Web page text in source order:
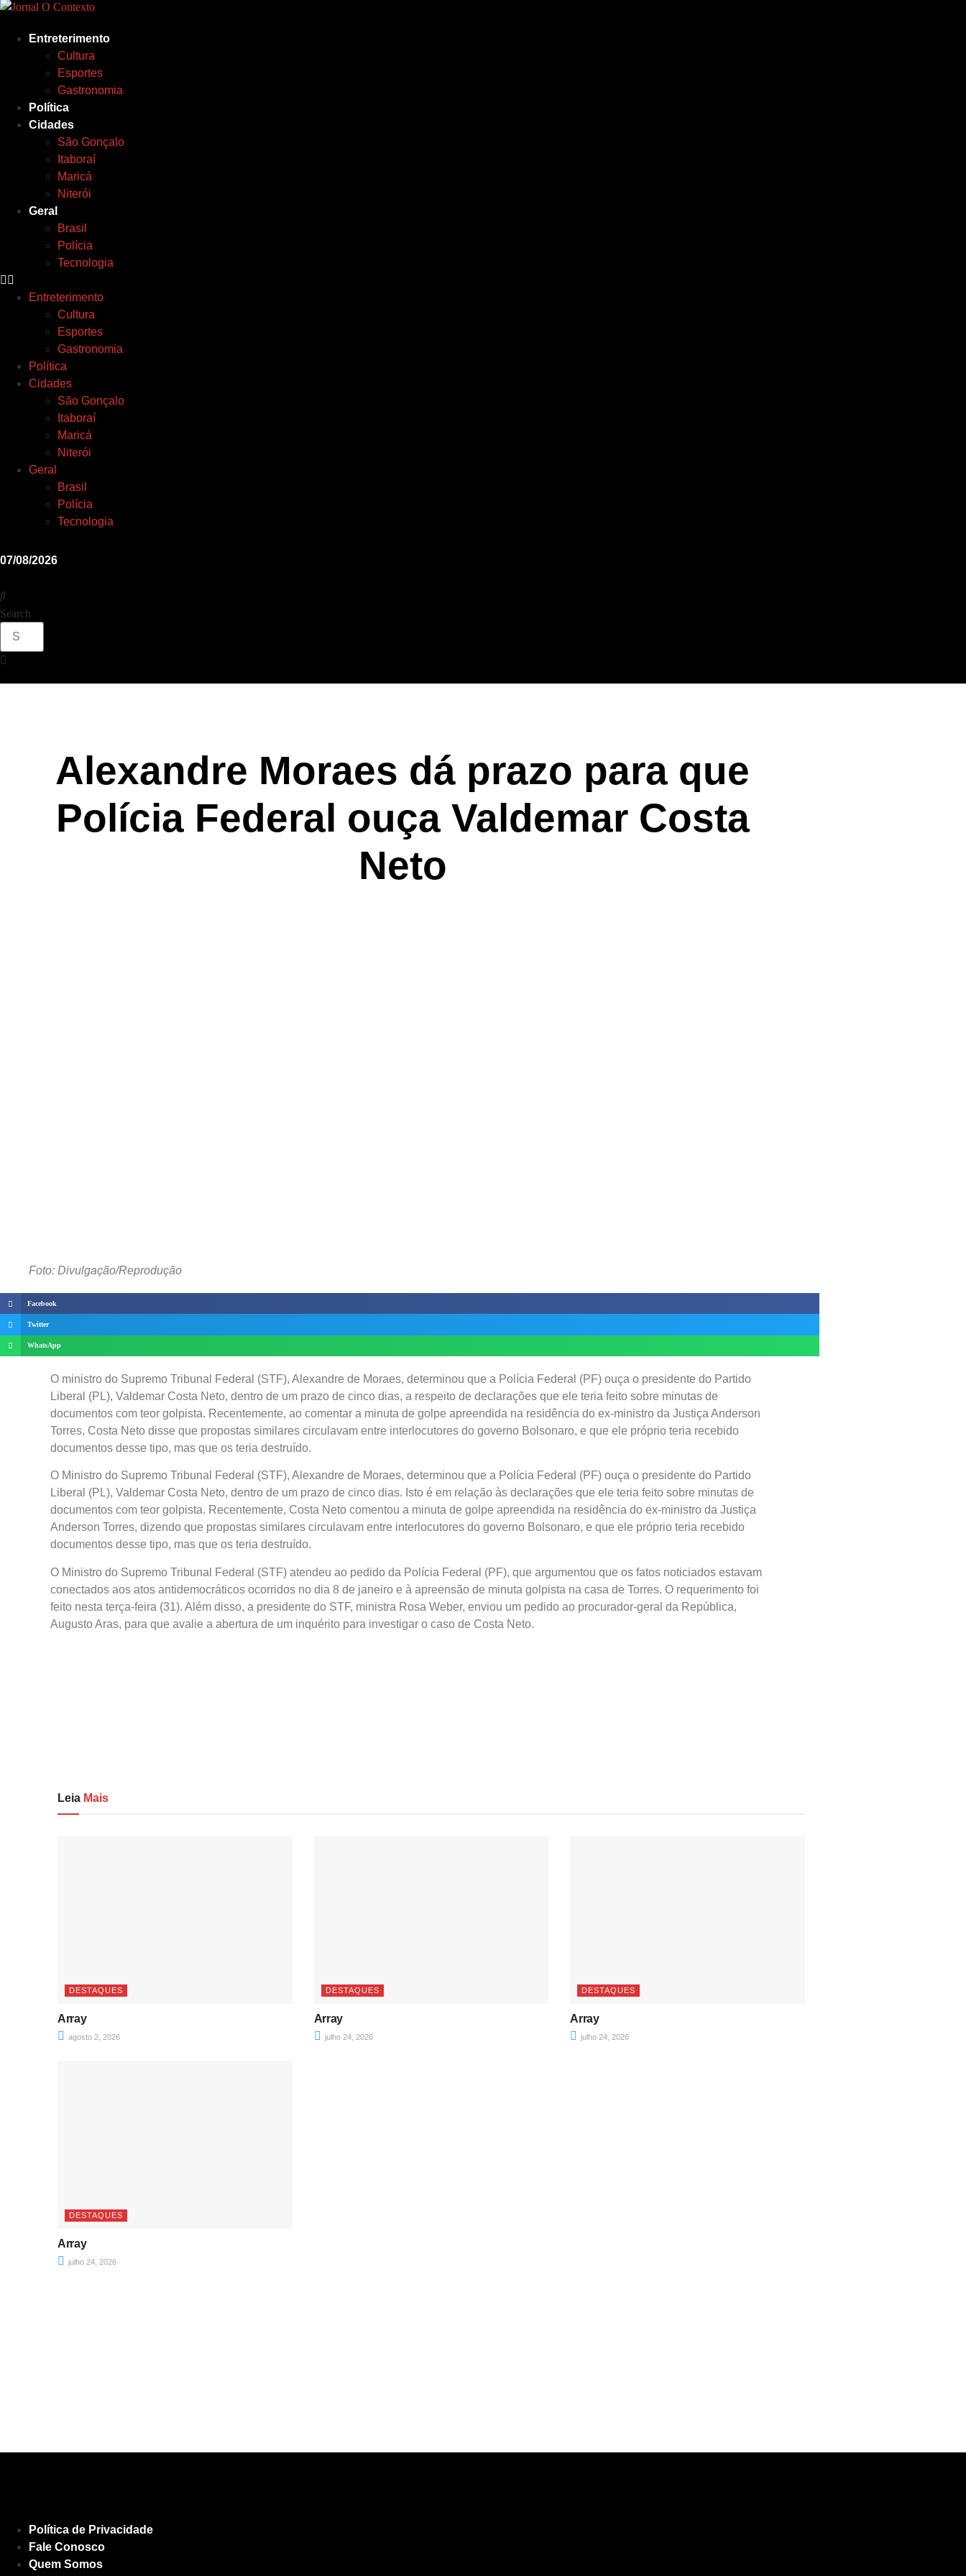
Ir
Entreterimento
Cultura
Esportes
Gastronomia
Política
Cidades
São Gonçalo
Itaboraí
Maricá
Niterói
Geral
Brasil
Polícia
Tecnologia
Entreterimento
Cultura
Esportes
Gastronomia
Política
Cidades
São Gonçalo
Itaboraí
Maricá
Niterói
Geral
Brasil
Polícia
Tecnologia
07/08/2026
Search
Alexandre Moraes dá prazo para que
Polícia Federal ouça Valdemar Costa
Neto
Foto: Divulgação/Reprodução
Facebook
Twitter
WhatsApp
O ministro do Supremo Tribunal Federal (STF), Alexandre de Moraes, determinou que a Polícia Federal (PF) ouça o presidente do Partido
Liberal (PL), Valdemar Costa Neto, dentro de um prazo de cinco dias, a respeito de declarações que ele teria feito sobre minutas de
documentos com teor golpista. Recentemente, ao comentar a minuta de golpe apreendida na residência do ex-ministro da Justiça Anderson
Torres, Costa Neto disse que propostas similares circulavam entre interlocutores do governo Bolsonaro, e que ele próprio teria recebido
documentos desse tipo, mas que os teria destruído.
O Ministro do Supremo Tribunal Federal (STF), Alexandre de Moraes, determinou que a Polícia Federal (PF) ouça o presidente do Partido
Liberal (PL), Valdemar Costa Neto, dentro de um prazo de cinco dias. Isto é em relação às declarações que ele teria feito sobre minutas de
documentos com teor golpista. Recentemente, Costa Neto comentou a minuta de golpe apreendida na residência do ex-ministro da Justiça
Anderson Torres, dizendo que propostas similares circulavam entre interlocutores do governo Bolsonaro, e que ele próprio teria recebido
documentos desse tipo, mas que os teria destruído.
O Ministro do Supremo Tribunal Federal (STF) atendeu ao pedido da Polícia Federal (PF), que argumentou que os fatos noticiados estavam
conectados aos atos antidemocráticos ocorridos no dia 8 de janeiro e à apreensão de minuta golpista na casa de Torres. O requerimento foi
feito nesta terça-feira (31). Além disso, a presidente do STF, ministra Rosa Weber, enviou um pedido ao procurador-geral da República,
Augusto Aras, para que avalie a abertura de um inquérito para investigar o caso de Costa Neto.
Leia Mais
DESTAQUES
Array
agosto 2, 2026
DESTAQUES
Array
julho 24, 2026
DESTAQUES
Array
julho 24, 2026
DESTAQUES
Array
julho 24, 2026
Política de Privacidade
Fale Conosco
Quem Somos